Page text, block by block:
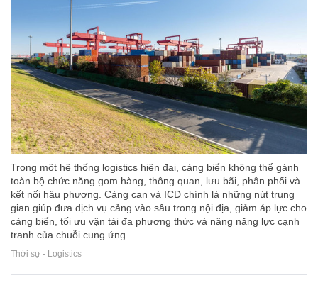
Trong một hệ thống logistics hiện đại, cảng biển không thể gánh
toàn bộ chức năng gom hàng, thông quan, lưu bãi, phân phối và
kết nối hậu phương. Cảng cạn và ICD chính là những nút trung
gian giúp đưa dịch vụ cảng vào sâu trong nội địa, giảm áp lực cho
cảng biển, tối ưu vận tải đa phương thức và nâng năng lực cạnh
tranh của chuỗi cung ứng.
Thời sự - Logistics